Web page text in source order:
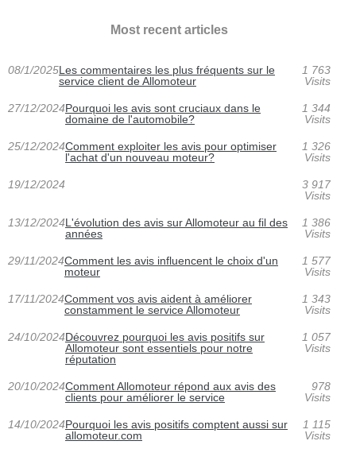
Most recent articles
08/1/2025Les commentaires les plus fréquents sur le
service client de Allomoteur
1 763
Visits
27/12/2024Pourquoi les avis sont cruciaux dans le
domaine de l'automobile?
1 344
Visits
25/12/2024Comment exploiter les avis pour optimiser
l'achat d'un nouveau moteur?
1 326
Visits
19/12/2024
3 917
Visits
13/12/2024L'évolution des avis sur Allomoteur au fil des
années
1 386
Visits
29/11/2024Comment les avis influencent le choix d'un
moteur
1 577
Visits
17/11/2024Comment vos avis aident à améliorer
constamment le service Allomoteur
1 343
Visits
24/10/2024Découvrez pourquoi les avis positifs sur
Allomoteur sont essentiels pour notre
réputation
1 057
Visits
20/10/2024Comment Allomoteur répond aux avis des
clients pour améliorer le service
978
Visits
14/10/2024Pourquoi les avis positifs comptent aussi sur
allomoteur.com
1 115
Visits